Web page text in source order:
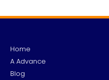
Home
A Advance
Blog